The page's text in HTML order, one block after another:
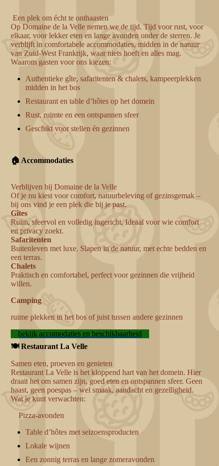
Een plek om écht te onthaasten
Op Domaine de la Velle nemen we de tijd. Tijd voor rust, voor
elkaar, voor lekker eten en lange avonden onder de sterren. Je
verblijft in comfortabele accommodaties, midden in de natuur
van Zuid-West Frankrijk, waar niets hoeft en alles mag.
Waarom gasten voor ons kiezen:
Authentieke gîte, safaritenten & chalets, kampeerplekken
midden in het bos
Restaurant en table d’hôtes op het domein
Rust, ruimte en een ontspannen sfeer
Geschikt voor stellen én gezinnen
🏠 Accommodaties
Verblijven bij Domaine de la Velle
Of je nu kiest voor comfort, natuurbeleving of gezinsgemak –
bij ons vind je een plek die bij je past.
Gîtes
Ruim, sfeervol en volledig ingericht. Ideaal voor wie comfort
en privacy zoekt.
Safaritenten
Buitenleven met luxe. Slapen in de natuur, met echte bedden en
een terras.
Chalets
Praktisch en comfortabel, perfect voor gezinnen die vrijheid
willen.
Camping
ruime plekken in het bos of juist tussen andere gezinnen
bekijk accomodaties en beschikbaarheid
🍽️ Restaurant La Velle
Samen eten, proeven en genieten
Restaurant La Velle is het kloppend hart van het domein. Hier
draait het om samen zijn, goed eten en ontspannen sfeer. Geen
haast, geen poespas – wel smaak, aandacht en gezelligheid.
Wat je kunt verwachten:
Pizza-avonden
Table d’hôtes met seizoensproducten
Lokale wijnen
Een zonnig terras en lange zomeravonden